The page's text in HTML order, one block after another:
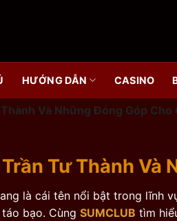
HƯỚNG DẪN CASINO
Và Những Đóng Góp Cho
Trần Tư Thành
là cái tên nổi bật trong lĩnh
bạo. Cùng SUMCLUB tìm